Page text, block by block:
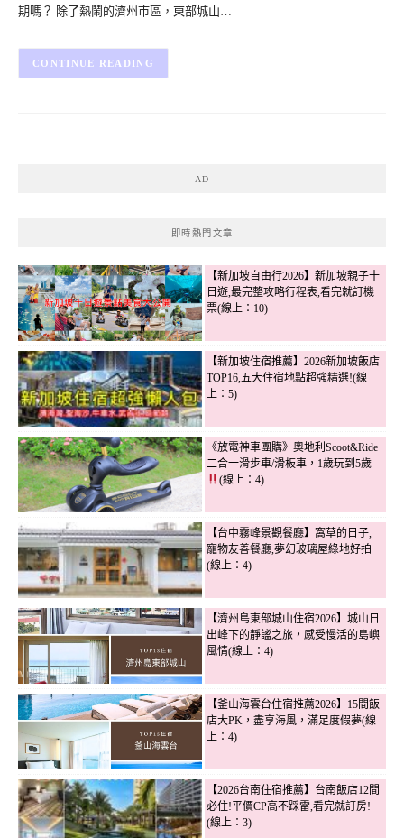
期嗎？ 除了熱鬧的濟州市區，東部城山…
CONTINUE READING
AD
即時熱門文章
【新加坡自由行2026】新加坡親子十
日遊,最完整攻略行程表,看完就訂機
票(線上：10)
【新加坡住宿推薦】2026新加坡飯店
TOP16,五大住宿地點超強精選!(線
上：5)
《放電神車團購》奧地利Scoot&Ride
二合一滑步車/滑板車，1歲玩到5歲
(線上：4)
【台中霧峰景觀餐廳】窩草的日子,
寵物友善餐廳,夢幻玻璃屋綠地好拍
(線上：4)
【濟州島東部城山住宿2026】城山日
出峰下的靜謐之旅，感受慢活的島嶼
風情(線上：4)
【釜山海雲台住宿推薦2026】15間飯
店大PK，盡享海風，滿足度假夢(線
上：4)
【2026台南住宿推薦】台南飯店12間
必住!平價CP高不踩雷,看完就訂房!
(線上：3)